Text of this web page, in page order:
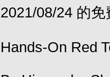
2021/08/24 的
Hands-On Red